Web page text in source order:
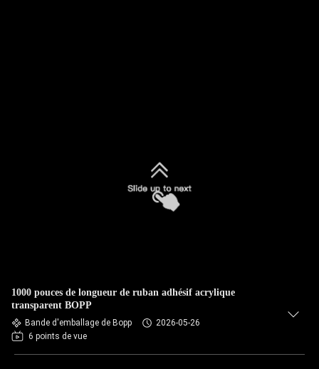
1000 pouces de longueur de ruban adhésif acrylique
transparent BOPP
Bande d'emballage de Bopp
2026-05-26
6 points de vue